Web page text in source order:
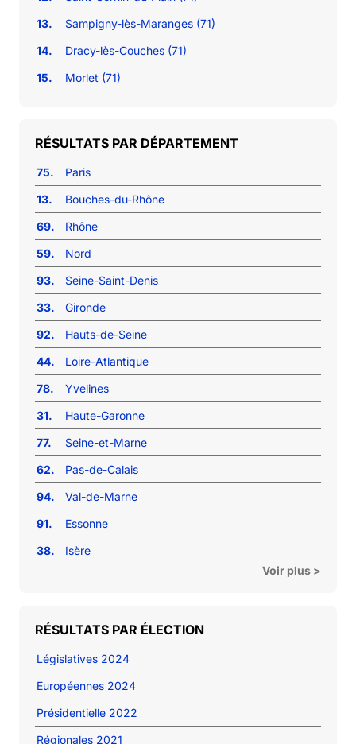
13.
Sampigny-lès-Maranges (71)
14.
Dracy-lès-Couches (71)
15.
Morlet (71)
RÉSULTATS PAR DÉPARTEMENT
75.
Paris
13.
Bouches-du-Rhône
69.
Rhône
59.
Nord
93.
Seine-Saint-Denis
33.
Gironde
92.
Hauts-de-Seine
44.
Loire-Atlantique
78.
Yvelines
31.
Haute-Garonne
77.
Seine-et-Marne
62.
Pas-de-Calais
94.
Val-de-Marne
91.
Essonne
38.
Isère
Voir plus >
RÉSULTATS PAR ÉLECTION
Législatives 2024
Européennes 2024
Présidentielle 2022
Régionales 2021